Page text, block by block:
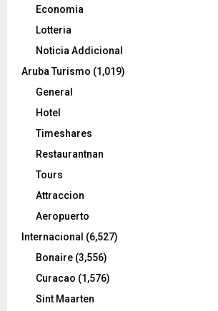
Economia
Lotteria
Noticia Addicional
Aruba Turismo (1,019)
General
Hotel
Timeshares
Restaurantnan
Tours
Attraccion
Aeropuerto
Internacional (6,527)
Bonaire (3,556)
Curacao (1,576)
Sint Maarten